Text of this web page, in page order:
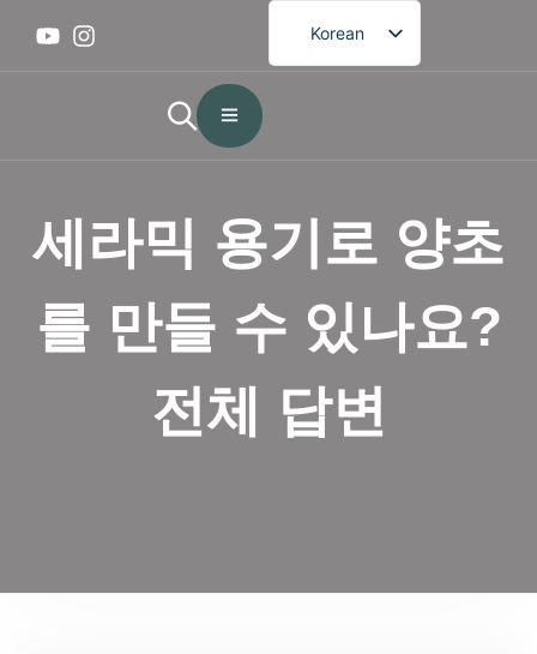
Korean
English
Portuguese
Arabic
Japanese
세라믹 용기로 양초
를 만들 수 있나요?
전체 답변